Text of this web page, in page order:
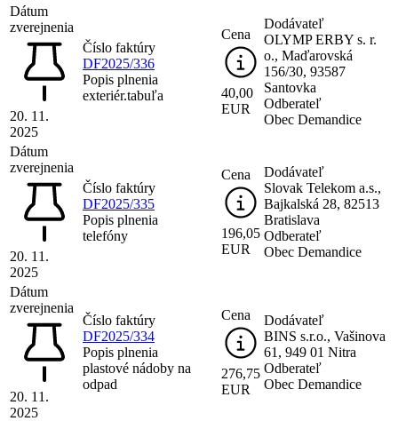
Dátum
zverejnenia
20. 11.
2025
Číslo faktúry
DF2025/336
Popis plnenia
exteriér.tabuľa
Cena
40,00
EUR
Dodávateľ
OLYMP ERBY s. r.
o., Maďarovská
156/30, 93587
Santovka
Odberateľ
Obec Demandice
Dátum
zverejnenia
20. 11.
2025
Číslo faktúry
DF2025/335
Popis plnenia
telefóny
Cena
196,05
EUR
Dodávateľ
Slovak Telekom a.s.,
Bajkalská 28, 82513
Bratislava
Odberateľ
Obec Demandice
Dátum
zverejnenia
20. 11.
2025
Číslo faktúry
DF2025/334
Popis plnenia
plastové nádoby na
odpad
Cena
276,75
EUR
Dodávateľ
BINS s.r.o., Vašinova
61, 949 01 Nitra
Odberateľ
Obec Demandice